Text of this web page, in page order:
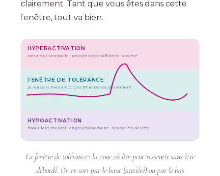
clairement. Tant que vous êtes dans cette
fenêtre, tout va bien.
HYPERACTIVATION
cœur qui s'emballe · pensées qui s'affolent · anxiété
FENÊTRE DE TOLÉRANCE
je ressens mes émotions ET je pense clairement
HYPOACTIVATION
brouillard mental · engourdissement · sensation de vide
La fenêtre de tolérance : la zone où l'on peut ressentir sans être
débordé. On en sort par le haut (anxiété) ou par le bas